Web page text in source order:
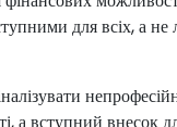
для всіх, а